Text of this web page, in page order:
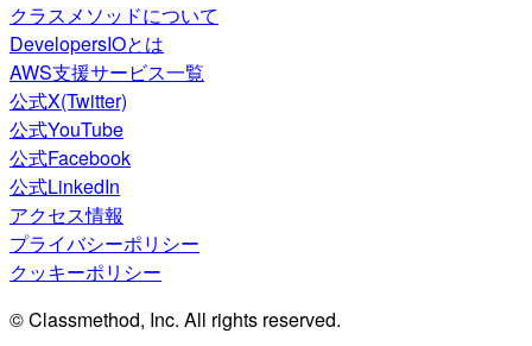
クラスメソッドについて
DevelopersIOとは
AWS支援サービス一覧
公式X(Twitter)
公式YouTube
公式Facebook
公式LinkedIn
アクセス情報
プライバシーポリシー
クッキーポリシー
© Classmethod, Inc. All rights reserved.